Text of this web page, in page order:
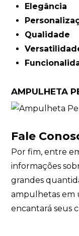
Elegância
Qualidade
AMPULHETA
Fale
Por fim,entre
informações
grandes
ampulhetas em
encantará seus